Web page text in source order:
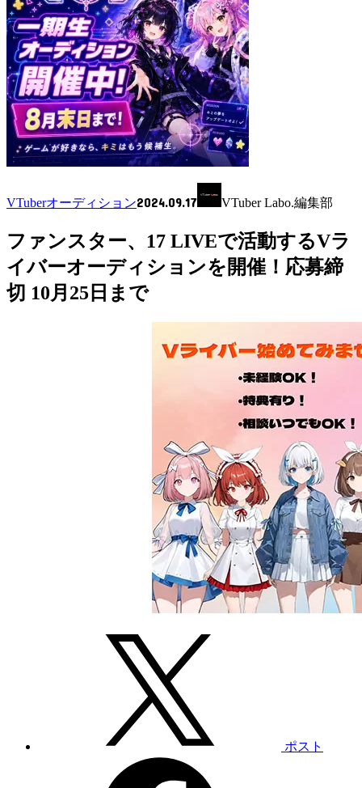
VTuberオーディション2024.09.17 VTuber Labo.編集部
ファンスター、17 LIVEで活動するVラ
イバーオーディションを開催！応募締
切 10月25日まで
ポスト